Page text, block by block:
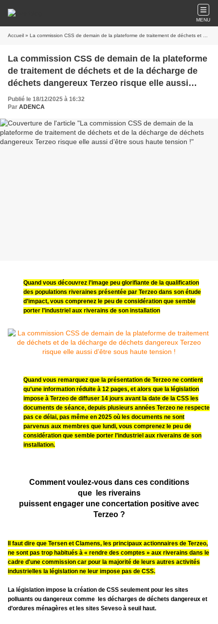
MENU
Accueil » La commission CSS de demain de la plateforme de traitement de déchets et de la décharge de déchets dangereux Terzeo risque elle aussi d’être sous haute tension !
La commission CSS de demain de la plateforme
de traitement de déchets et de la décharge de
déchets dangereux Terzeo risque elle aussi
d’être sous haute tension !
Publié le 18/12/2025 à 16:32
Par ADENCA
Quand vous découvrez l’image peu glorifiante de la qualification
des populations riveraines présentée par Terzeo dans son étude
d’impact, vous comprenez le peu de considération que semble
porter l’industriel aux riverains de son installation
Quand vous remarquez que la présentation de Terzeo ne contient
qu’une information réduite à 12 pages, et alors que la législation
impose à Terzeo de diffuser 14 jours avant la date de la CSS les
documents de séance, depuis plusieurs années Terzeo ne respecte
pas ce délai, pas même en 2025 où les documents ne sont
parvenus aux membres que lundi, vous comprenez le peu de
considération que semble porter l’industriel aux riverains de son
installation.
Comment voulez-vous dans ces conditions
que les riverains
puissent engager une concertation positive avec
Terzeo ?
Il faut dire que Tersen et Clamens, les principaux actionnaires de Terzeo,
ne sont pas trop habitués à « rendre des comptes » aux riverains dans le
cadre d'une commission car pour la majorité de leurs autres activités
industrielles la législation ne leur impose pas de CSS.
La législation impose la création de CSS seulement pour les sites
polluants ou dangereux comme les décharges de déchets dangereux et
d’ordures ménagères et les sites Seveso à seuil haut.